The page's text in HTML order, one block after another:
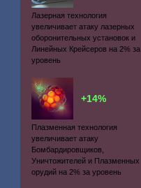
Лазерная технология
увеличивает атаку лазерных
оборонительных установок и
Линейных Крейсеров на 2% за
уровень
+14%
Плазменная технология
увеличивает атаку
Бомбардировщиков,
Уничтожителей и Плазменных
орудий на 2% за уровень